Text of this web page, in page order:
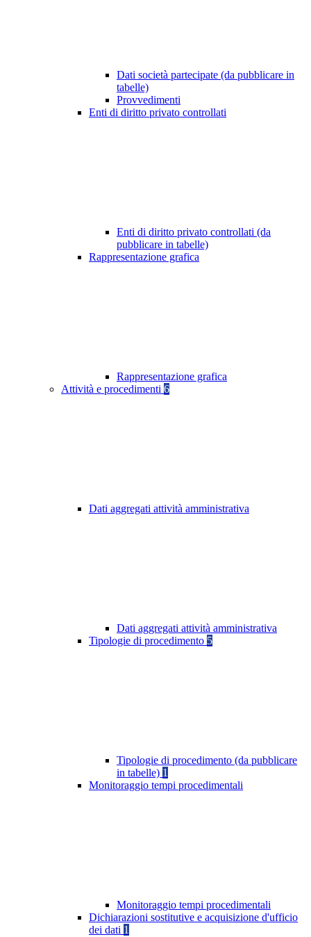
Dati società partecipate (da pubblicare in
tabelle)
Provvedimenti
Enti di diritto privato controllati
Enti di diritto privato controllati (da
pubblicare in tabelle)
Rappresentazione grafica
Rappresentazione grafica
Attività e procedimenti 6
Dati aggregati attività amministrativa
Dati aggregati attività amministrativa
Tipologie di procedimento 5
Tipologie di procedimento (da pubblicare
in tabelle) 1
Monitoraggio tempi procedimentali
Monitoraggio tempi procedimentali
Dichiarazioni sostitutive e acquisizione d'ufficio
dei dati 1